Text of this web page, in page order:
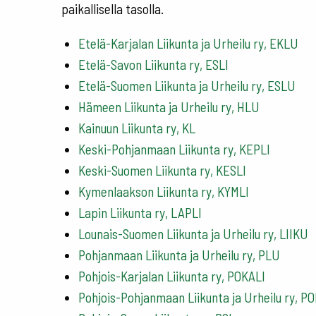
paikallisella tasolla.
Etelä-Karjalan Liikunta ja Urheilu ry, EKLU
Etelä-Savon Liikunta ry, ESLI
Etelä-Suomen Liikunta ja Urheilu ry, ESLU
Hämeen Liikunta ja Urheilu ry, HLU
Kainuun Liikunta ry, KL
Keski-Pohjanmaan Liikunta ry, KEPLI
Keski-Suomen Liikunta ry, KESLI
Kymenlaakson Liikunta ry, KYMLI
Lapin Liikunta ry, LAPLI
Lounais-Suomen Liikunta ja Urheilu ry, LIIKU
Pohjanmaan Liikunta ja Urheilu ry, PLU
Pohjois-Karjalan Liikunta ry, POKALI
Pohjois-Pohjanmaan Liikunta ja Urheilu ry,